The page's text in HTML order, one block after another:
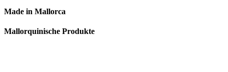
Made in Mallorca
Mallorquinische Produkte